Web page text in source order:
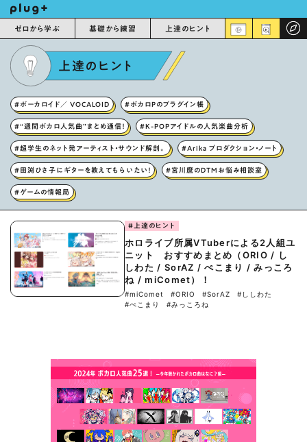
ゼロから学ぶ 基礎から練習 上達のヒント
上達のヒント
#ボーカロイド／ VOCALOID #ボカロPのプラグイン帳
#“週間ボカロ人気曲”まとめ通信！ #K-POPアイドルの人気楽曲分析
#超学生のネット発アーティスト・サウンド解剖。 #Arika プロダクション・ノート
#田渕ひさ子にギターを教えてもらいたい！ #宮川麿のDTMお悩み相談室
#ゲームの情報局
#上達のヒント
ホロライブ所属VTuberによる2人組ユ
ニット おすすめまとめ（ORIO / し
しわた / SorAZ / ぺこまり / みっころ
ね / miComet）！
#miComet #ORIO #SorAZ
#ししわた
#ぺこまり
#みっころね